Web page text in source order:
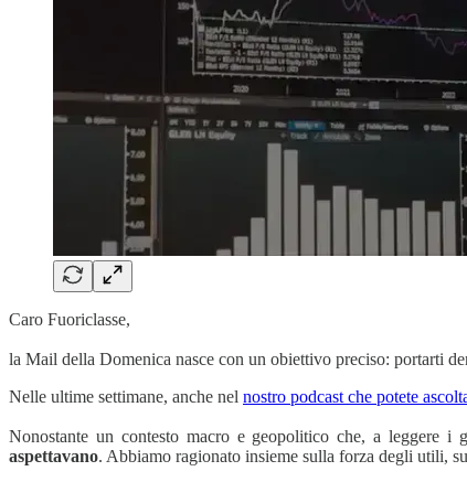
Caro Fuoriclasse,
la Mail della Domenica nasce con un obiettivo preciso: portarti
Nelle ultime settimane, anche nel nostro podcast che potete
Nonostante un contesto macro e geopolitico che, a leggere
aspettavano. Abbiamo ragionato insieme sulla forza degli utili,